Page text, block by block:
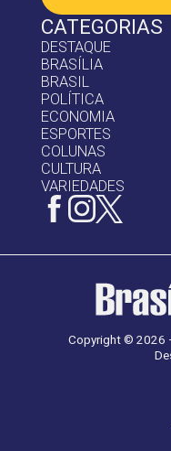
CATEGORIAS
DESTAQUE
BRASÍLIA
BRASIL
POLÍTICA
ECONOMIA
ESPORTES
COLUNAS
CULTURA
VARIEDADES
Copyright © 2026